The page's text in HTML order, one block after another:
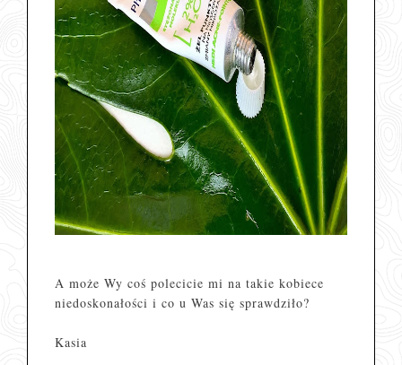
A może Wy coś polecicie mi na takie kobiece
niedoskonałości i co u Was się sprawdziło?
Kasia